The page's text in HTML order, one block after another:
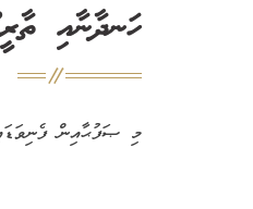
ހަނދާނާއި
މި ޞަފުޙާއިން